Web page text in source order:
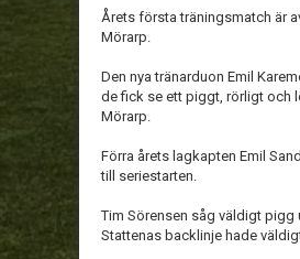
Årets första träningsmatch är
Mörarp.
Den nya tränarduon Emil
de fick se ett piggt, rörligt och
Mörarp.
Förra årets lagkapten Emil
till seriestarten.
Tim Sörensen såg väldigt
Stattenas backlinje hade